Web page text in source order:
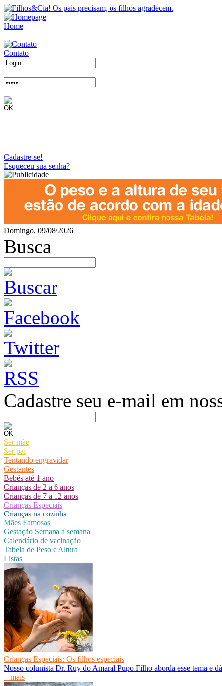
Home
Contato
Cadastre-se!
Esqueceu sua senha?
Domingo, 09/08/2026
Busca
Cadastre seu e-mail em
Ser mãe
Ser pai
Tentando engravidar
Gestantes
Bebês até 1 ano
Crianças de 2 a 6 anos
Crianças de 7 a 12 anos
Crianças Especiais
Crianças na cozinha
Mães Famosas
Gestação Semana a semana
Calendário de vacinação
Tabela de Peso e Altura
Listas
Crianças Especiais: Os filhos especiais
Nosso colunista Dr. Ruy do Amaral Pupo Filho aborda esse tema e
+ mais